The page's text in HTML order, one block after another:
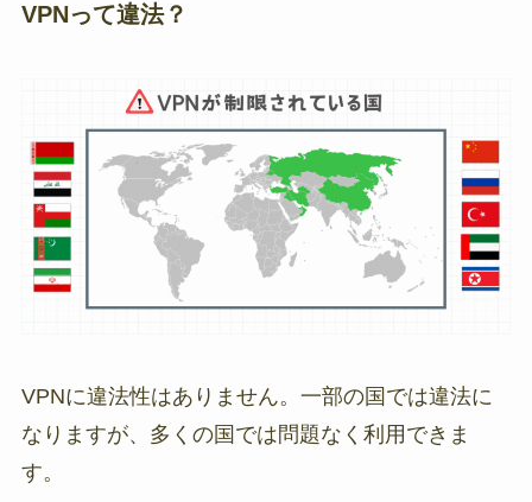
VPNって違法？
VPNに違法性はありません。一部の国では違法に
なりますが、多くの国では問題なく利用できま
す。